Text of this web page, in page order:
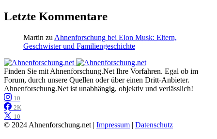
Letzte Kommentare
Martin zu Ahnenforschung bei Elon Musk: Eltern,
Geschwister und Familiengeschichte
Finden Sie mit Ahnenforschung.Net Ihre Vorfahren. Egal ob im
Forum, durch unsere Quellen oder über einen Dritt-Anbieter.
Ahnenforschung.Net ist unabhängig, objektiv und verlässlich!
10
2K
10
© 2024 Ahnenforschung.net | Impressum | Datenschutz